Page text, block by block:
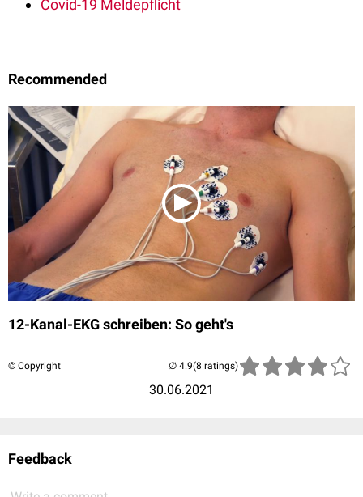
Covid-19 Meldepflicht
Recommended
12-Kanal-EKG schreiben: So geht's
© Copyright
30.06.2021
(8 ratings)
Feedback